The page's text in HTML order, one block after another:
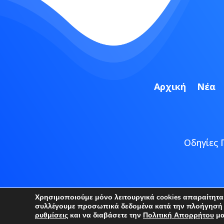
Αρχική Νέα
Οδηγίες
Χρησιμοποιούμε μόνο λειτουργικά cookies
συλλέγουμε προσωπικά δεδομένα κατά την πλοήγησή
ρυθμίσεις και να διαβάσετε την Πολιτική Απορρήτου